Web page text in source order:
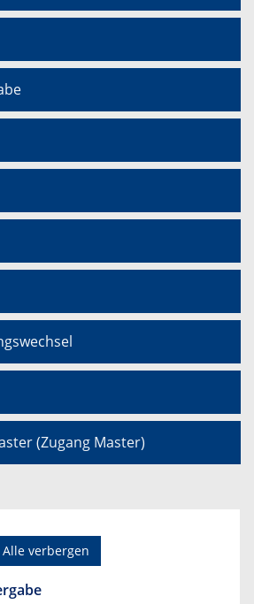
(Zugang Master)
Alle verbergen